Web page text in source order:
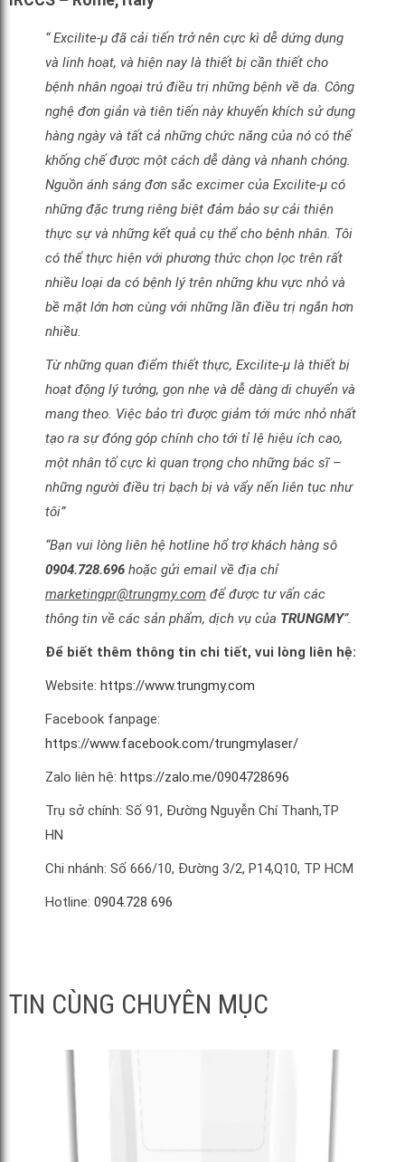
“ Excilite-μ đã cải tiến trở nên cực kì dễ dứng dụng
và linh hoạt, và hiện nay là thiết bị cần thiết cho
bệnh nhân ngoại trú điều trị những bệnh về da. Công
nghệ đơn giản và tiên tiến này khuyến khích sử dụng
hàng ngày và tất cả những chức năng của nó có thể
khống chế được một cách dễ dàng và nhanh chóng.
Nguồn ánh sáng đơn sắc excimer của Excilite-μ có
những đặc trưng riêng biệt đảm bảo sự cải thiện
thực sự và những kết quả cụ thể cho bệnh nhân. Tôi
có thể thực hiện với phương thức chọn lọc trên rất
nhiều loại da có bệnh lý trên những khu vực nhỏ và
bề mặt lớn hơn cùng với những lần điều trị ngắn hơn
nhiều.
Từ những quan điểm thiết thực, Excilite-μ là thiết bị
hoạt động lý tưởng, gọn nhẹ và dễ dàng di chuyển và
mang theo. Việc bảo trì được giảm tới mức nhỏ nhất
tạo ra sự đóng góp chính cho tới tỉ lệ hiệu ích cao,
một nhân tố cực kì quan trọng cho những bác sĩ –
những người điều trị bạch bị và vẩy nến liên tục như
tôi”
“Bạn vui lòng liên hệ hotline hổ trợ khách hàng sô
0904.728.696 hoặc gửi email về địa chỉ
marketingpr@trungmy.com để được tư vấn các
thông tin về các sản phẩm, dịch vụ của TRUNGMY”.
Để biết thêm thông tin chi tiết, vui lòng liên hệ:
Website: https://www.trungmy.com
Facebook fanpage:
https://www.facebook.com/trungmylaser/
Zalo liên hệ: https://zalo.me/0904728696
Trụ sở chính: Số 91, Đường Nguyễn Chí Thanh,TP
HN
Chi nhánh: Số 666/10, Đường 3/2, P14,Q10, TP HCM
Hotline: 0904.728 696
TIN CÙNG CHUYÊN MỤC